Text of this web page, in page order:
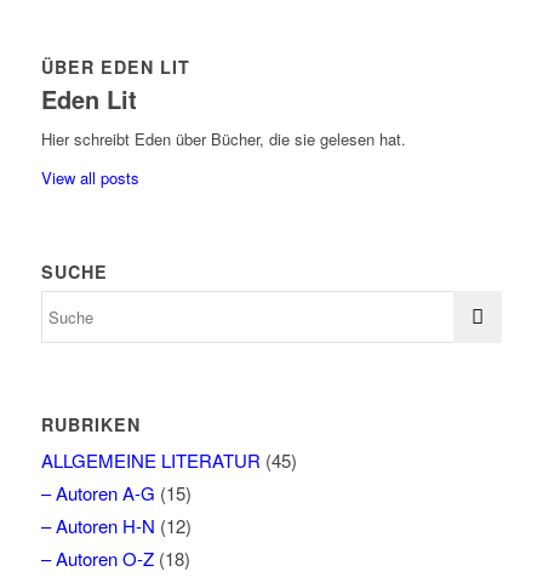
ÜBER EDEN LIT
Eden Lit
Hier schreibt Eden über Bücher, die sie gelesen hat.
View all posts
SUCHE
RUBRIKEN
ALLGEMEINE LITERATUR (45)
– Autoren A-G (15)
– Autoren H-N (12)
– Autoren O-Z(18)